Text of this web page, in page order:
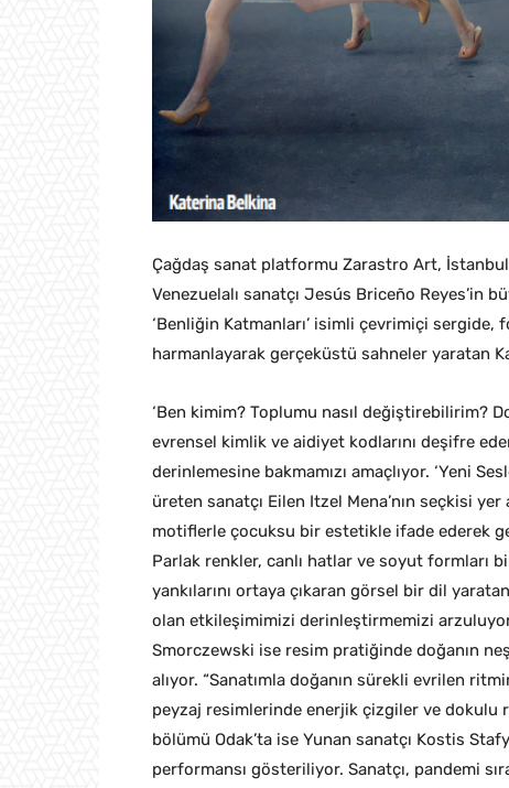
Çağdaş sanat platformu Zarastro Art,
Venezuelalı sanatçı Jesús Briceño Reyes’in
‘Benliğin Katmanları’ isimli çevrimiçi
harmanlayarak gerçeküstü sahneler yaratan
‘Ben kimim? Toplumu nasıl değiştirebilirim?
evrensel kimlik ve aidiyet kodlarını deşifre
derinlemesine bakmamızı amaçlıyor. ‘Yeni
üreten sanatçı Eilen Itzel Mena’nın seçkisi
motiflerle çocuksu bir estetikle ifade ederek
Parlak renkler, canlı hatlar ve soyut formları
yankılarını ortaya çıkaran görsel bir dil
olan etkileşimimizi derinleştirmemizi
Smorczewski ise resim pratiğinde doğanın
alıyor. “Sanatımla doğanın sürekli evrilen
peyzaj resimlerinde enerjik çizgiler ve dokulu
bölümü Odak’ta ise Yunan sanatçı Kostis
performansı gösteriliyor. Sanatçı, pandemi